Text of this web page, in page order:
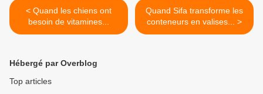
< Quand les chiens ont
besoin de vitamines...
Quand Sifa transforme les
conteneurs en valises... >
Hébergé par Overblog
Top articles